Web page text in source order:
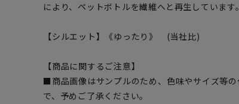
により、ペットボトルを繊維へと再生しています。
【シルエット】《ゆったり》 (当社比)
【商品に関するご注意】
■商品画像はサンプルのため、色味やサイズ等
で、予めご了承ください。